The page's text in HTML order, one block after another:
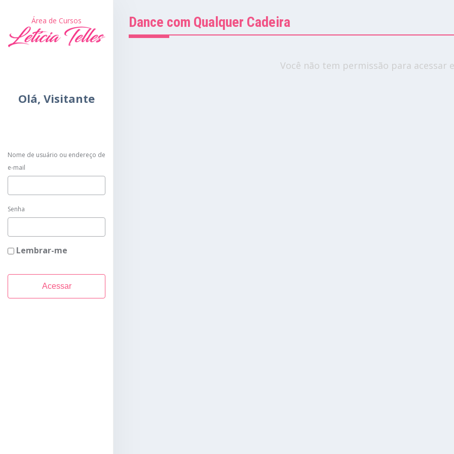
Área de Cursos
Olá, Visitante
Nome de usuário ou endereço de
e-mail
Senha
Lembrar-me
Dance com Qualquer Cadeira
Você não tem permissão para acessar